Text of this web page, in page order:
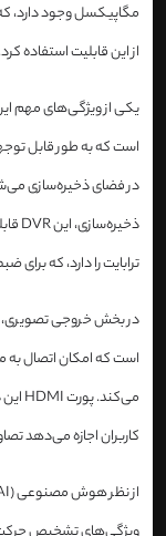
مگاپیکسل وجود دارد،
از این قابلیت استفاده کرد.
است که به طور قابل
در فضای ذخیره‌سازی
ترابایت را دارد، که
است که امکان اتصال به
کاربران اجازه می‌دهد
از نظر هوش مصنوعی (AI)،